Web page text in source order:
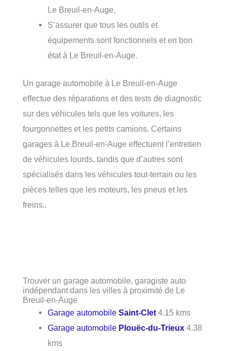
Le Breuil-en-Auge,
S’assurer que tous les outils et
équipements sont fonctionnels et en bon
état à Le Breuil-en-Auge.
Un garage automobile à Le Breuil-en-Auge
effectue des réparations et des tests de diagnostic
sur des véhicules tels que les voitures, les
fourgonnettes et les petits camions. Certains
garages à Le Breuil-en-Auge effectuent l’entretien
de véhicules lourds, tandis que d’autres sont
spécialisés dans les véhicules tout-terrain ou les
pièces telles que les moteurs, les pneus et les
freins..
Trouver un garage automobile, garagiste auto
indépendant dans les villes à proximité de Le
Breuil-en-Auge
Garage automobileSaint-Clet 4.15 kms
Garage automobile Plouëc-du-Trieux 4.38
kms